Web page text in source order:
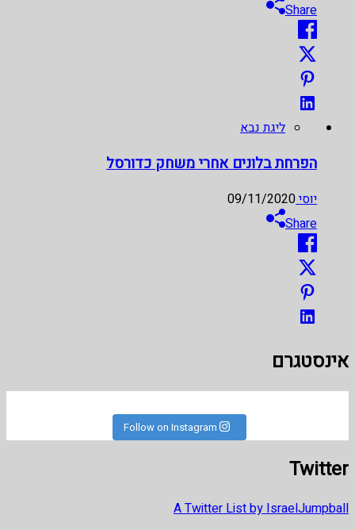
Share
ליגת נבא
הפרחת בלונים אחרי משחק כדורסל
יוסי09/11/2020
Share
אינסטגרם
Follow on Instagram
Twitter
A Twitter List by IsraelJumpball